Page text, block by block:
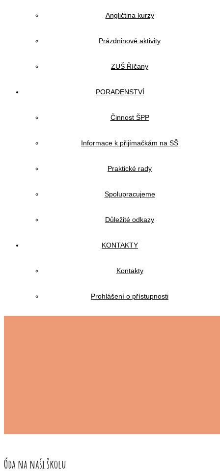
Angličtina kurzy
Prázdninové aktivity
ZUŠ Říčany
PORADENSTVÍ
Činnost ŠPP
Informace k přijímačkám na SŠ
Praktické rady
Spolupracujeme
Důležité odkazy
KONTAKTY
Kontakty
Prohlášení o přístupnosti
Óda na naši školu